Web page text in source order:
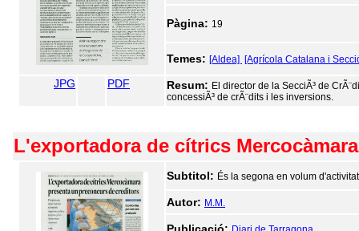
Pàgina: 19
Temes: [Aldea] [Agrícola Catalana i
JPG PDF Resum: El director de la SecciÃ³ de
concessiÃ³ de crÃ¨dits i les inversions.
L'exportadora de cítrics
Subtitol: És la segona en volum
Autor: M.M.